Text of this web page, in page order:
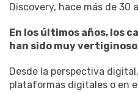
Discovery, hace más de 30
En los últimos años, los
han sido muy
Desde la perspectiva
plataformas digitales o en